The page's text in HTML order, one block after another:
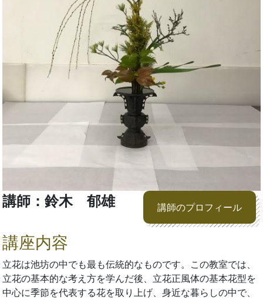
講師：鈴木 郁雄 講師のプロフィール
講座内容
立花は池坊の中でも最も伝統的なものです。この教室では、
立花の基本的な考え方を学んだ後、立花正風体の基本花型を
中心に季節を代表する花を取り上げ、身近な暮らしの中で、